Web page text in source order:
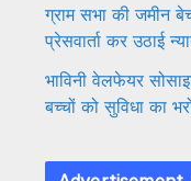
ग्राम सभा की जमीन
प्रेसवार्ता कर उठाई
भाविनी वेलफेयर
बच्चों को सुविधा का